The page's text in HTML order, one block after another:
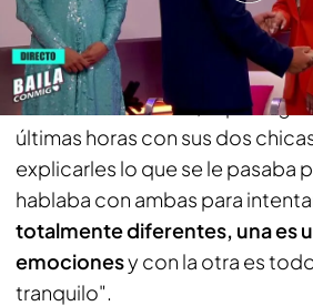
Las últimas horas de
decisión
Antes de todo esto, el
últimas horas con sus dos
explicarles lo que se le pasaba
hablaba con ambas para
totalmente diferentes, una es
emocionesy con la otra es
tranquilo".